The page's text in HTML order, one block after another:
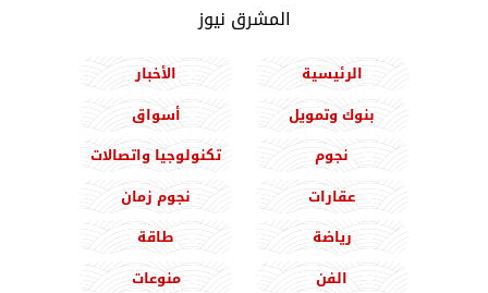
المشرق نيوز
الرئيسية
الأخبار
بنوك وتمويل
أسواق
نجوم
تكنولوجيا واتصالات
عقارات
نجوم زمان
رياضة
طاقة
الفن
منوعات